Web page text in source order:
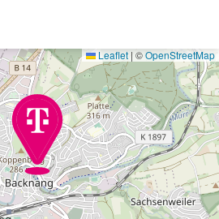
Leaflet | ©OpenStreetMap